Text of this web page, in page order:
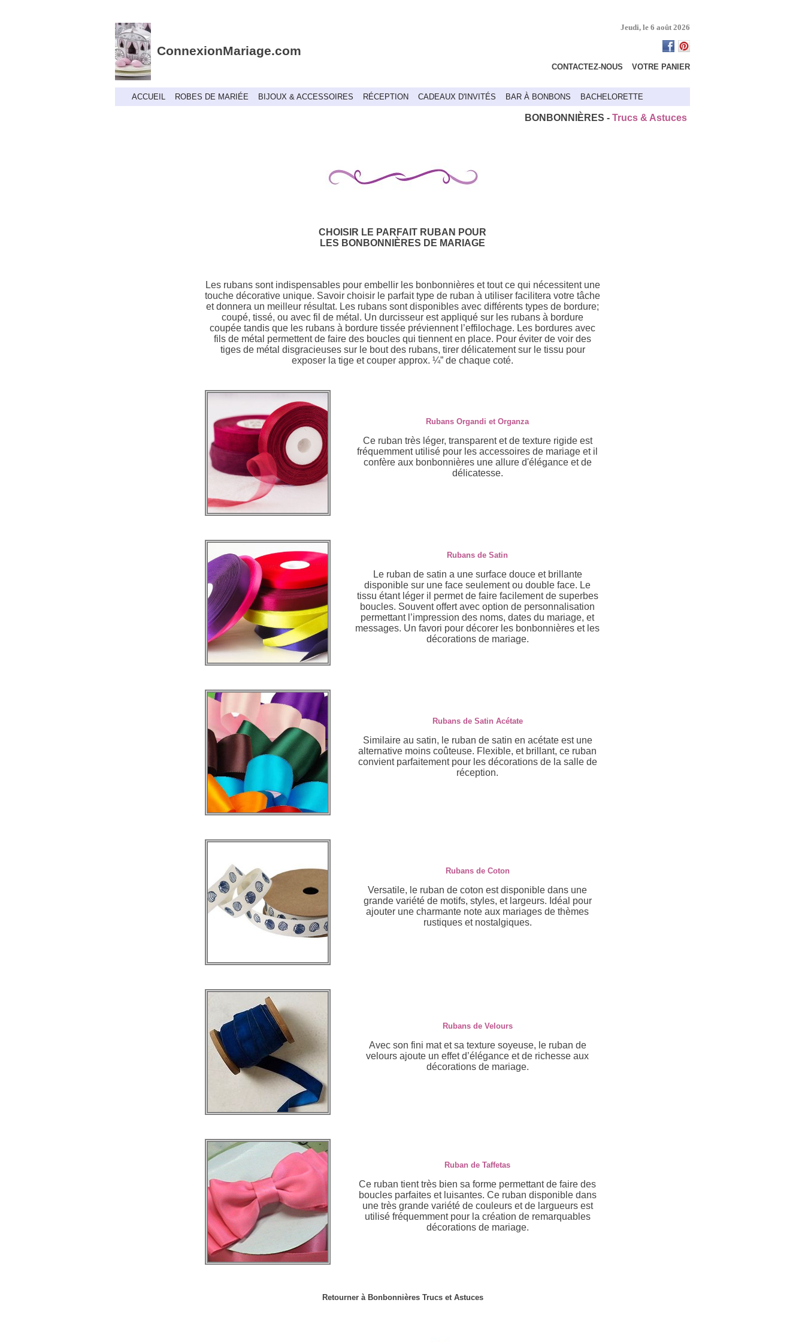
ConnexionMariage.com
Jeudi, le 6 août 2026
CONTACTEZ-NOUS VOTRE PANIER
ACCUEIL ROBES DE MARIÉE BIJOUX & ACCESSOIRES RÉCEPTION CADEAUX D'INVITÉS BAR À BONBONS BACHELORETTE
BONBONNIÈRES - Trucs & Astuces
CHOISIR LE PARFAIT RUBAN POUR
LES BONBONNIÈRES DE MARIAGE
Les rubans sont indispensables pour embellir les bonbonnières et tout ce qui nécessitent une
touche décorative unique. Savoir choisir le parfait type de ruban à utiliser facilitera votre tâche
et donnera un meilleur résultat. Les rubans sont disponibles avec différents types de bordure;
coupé, tissé, ou avec fil de métal. Un durcisseur est appliqué sur les rubans à bordure
coupée tandis que les rubans à bordure tissée préviennent l’effilochage. Les bordures avec
fils de métal permettent de faire des boucles qui tiennent en place. Pour éviter de voir des
tiges de métal disgracieuses sur le bout des rubans, tirer délicatement sur le tissu pour
exposer la tige et couper approx. ¼” de chaque coté.
Rubans Organdi et Organza
Ce ruban très léger, transparent et de texture rigide est
fréquemment utilisé pour les accessoires de mariage et il
confère aux bonbonnières une allure d'élégance et de
délicatesse.
Rubans de Satin
Le ruban de satin a une surface douce et brillante
disponible sur une face seulement ou double face. Le
tissu étant léger il permet de faire facilement de superbes
boucles. Souvent offert avec option de personnalisation
permettant l’impression des noms, dates du mariage, et
messages. Un favori pour décorer les bonbonnières et les
décorations de mariage.
Rubans de Satin Acétate
Similaire au satin, le ruban de satin en acétate est une
alternative moins coûteuse. Flexible, et brillant, ce ruban
convient parfaitement pour les décorations de la salle de
réception.
Rubans de Coton
Versatile, le ruban de coton est disponible dans une
grande variété de motifs, styles, et largeurs. Idéal pour
ajouter une charmante note aux mariages de thèmes
rustiques et nostalgiques.
Rubans de Velours
Avec son fini mat et sa texture soyeuse, le ruban de
velours ajoute un effet d’élégance et de richesse aux
décorations de mariage.
Ruban de Taffetas
Ce ruban tient très bien sa forme permettant de faire des
boucles parfaites et luisantes. Ce ruban disponible dans
une très grande variété de couleurs et de largueurs est
utilisé fréquemment pour la création de remarquables
décorations de mariage.
Retourner à Bonbonnières Trucs et Astuces